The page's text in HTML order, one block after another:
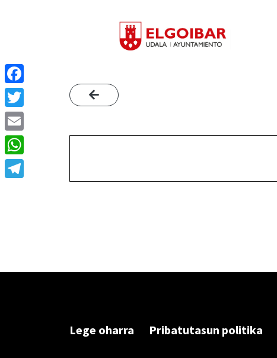
Lege oharra Pribatutasun politika
Facebook
Twitter
Email
WhatsApp